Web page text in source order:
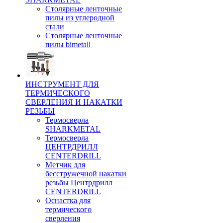
Столярные ленточные
пилы из углеродной
стали
Столярные ленточные
пилы bimetall
ИНСТРУМЕНТ ДЛЯ
ТЕРМИЧЕСКОГО
СВЕРЛЕНИЯ И НАКАТКИ
РЕЗЬБЫ
Термосверла
SHARKMETAL
Термосверла
ЦЕНТРДРИЛЛ
CENTERDRILL
Метчик для
бесстружечной накатки
резьбы Центрдрилл
CENTERDRILL
Оснастка для
термического
сверления